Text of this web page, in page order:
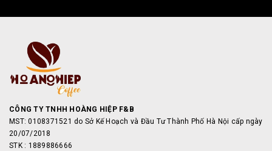
CÔNG TY TNHH HOÀNG HIỆP F&B
MST: 0108371521 do Sở Kế Hoạch và Đầu Tư Thành Phố Hà Nội cấp ngày
20/07/2018
STK : 1889886666